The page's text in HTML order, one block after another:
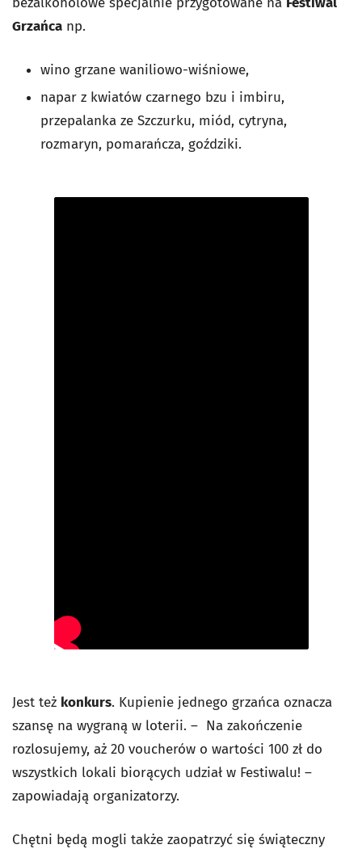
Grzańca np.
wino grzane waniliowo-wiśniowe,
napar z kwiatów czarnego bzu i imbiru,
przepalanka ze Szczurku, miód, cytryna,
rozmaryn, pomarańcza, goździki.
Jest też konkurs. Kupienie jednego grzańca oznacza
szansę na wygraną w loterii. – Na zakończenie
rozlosujemy, aż 20 voucherów o wartości 100 zł do
wszystkich lokali biorących udział w Festiwalu! –
zapowiadają organizatorzy.
Chętni będą mogli także zaopatrzyć się świąteczny